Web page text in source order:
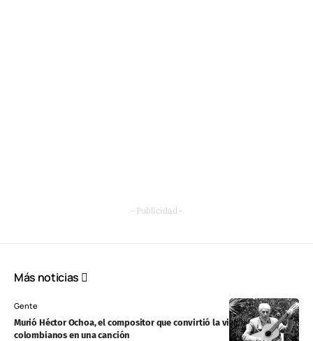
- Publicidad -
Más noticias
Gente
Murió Héctor Ochoa, el compositor que convirtió la vida de los
colombianos en una canción